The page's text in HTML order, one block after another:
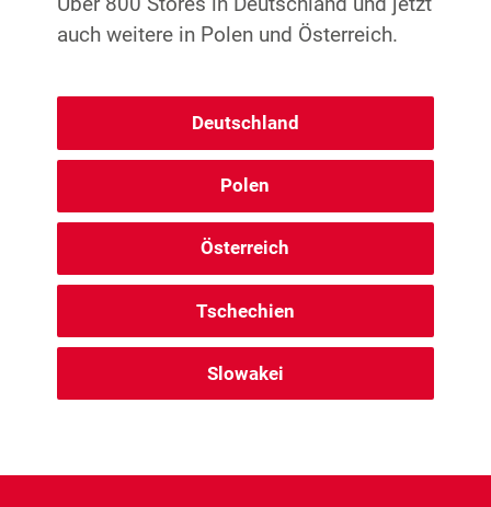
auch weitere in Polen und Österreich.
Deutschland
Polen
Österreich
Tschechien
Slowakei